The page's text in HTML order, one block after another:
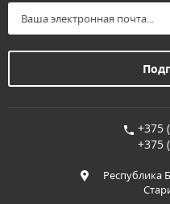
+375
+375
Республика